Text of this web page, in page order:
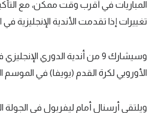
تحقيق في الجول
تقرير في الجول
تحليل في الجول
حكايات في الجول
كويز في الجول
المباريات في أقرب وقت ممكن، مع
تغييرات إذا تقدمت الأندية الإنجليزية في
وسيشارك 9 من أندية الدوري
الأوروبي لكرة القدم (يويفا) في الموسم
ويلتقي أرسنال أمام ليفربول في